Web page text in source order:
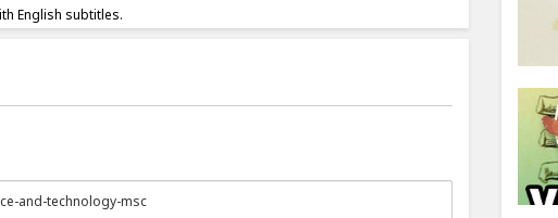
English subtitles.